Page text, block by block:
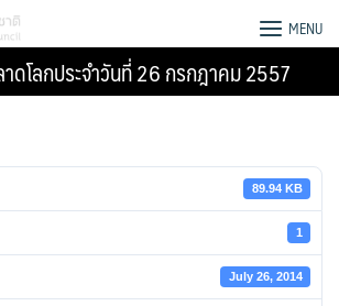
ติ MENU
ดโลกประจำวันที่ 26 กรกฎาคม 2557
89.94 KB
1
July 26, 2014